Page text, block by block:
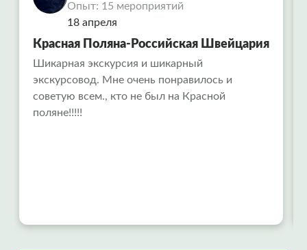
Опыт: 15 мероприятий
18 апреля
Красная Поляна-Российская Швейцария
Шикарная экскурсия и шикарный
экскурсовод. Мне очень понравилось и
советую всем., кто не был на Красной
поляне!!!!!